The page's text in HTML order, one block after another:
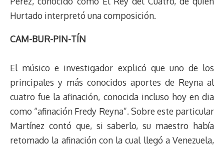
Hurtado interpretó una composición.
CAM-BUR-PIN-TÍN
El músico e investigador explicó que uno de los
principales y más conocidos aportes de Reyna al
cuatro fue la afinación, conocida incluso hoy en dia
como “afinación Fredy Reyna”. Sobre este particular
Martínez contó que, si saberlo, su maestro había
retomado la afinación con la cual llegó a Venezuela,